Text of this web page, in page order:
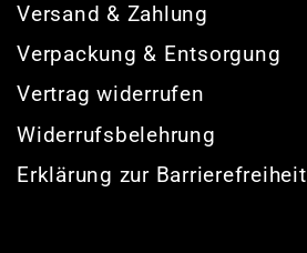
Versand & Zahlung
Verpackung & Entsorgung
Vertrag widerrufen
Widerrufsbelehrung
Erklärung zur Barrierefreiheit